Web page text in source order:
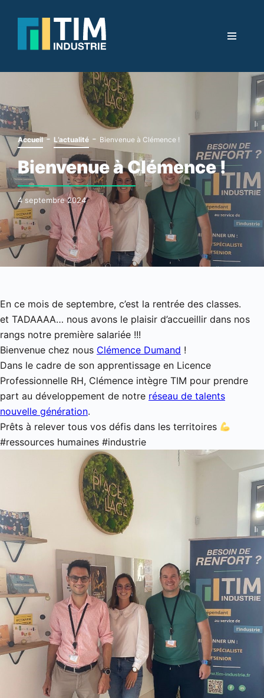
Accueil- L’actualité - Bienvenue à Clémence !
Bienvenue à Clémence !
4 septembre 2024
En ce mois de septembre, c’est la rentrée des classes.
et TADAAAA… nous avons le plaisir d’accueillir dans nos
rangs notre première salariée !!!
Bienvenue chez nous Clémence Dumand !
Dans le cadre de son apprentissage en Licence
Professionnelle RH, Clémence intègre TIM pour prendre
part au développement de notre réseau de talents
nouvelle génération.
Prêts à relever tous vos défis dans les territoires
#ressources humaines #industrie